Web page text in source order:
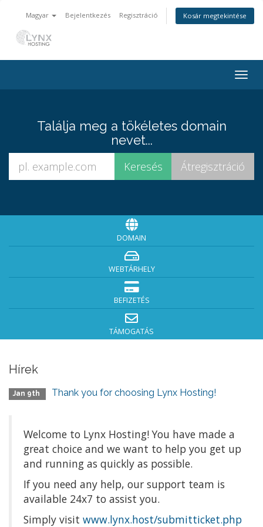
Magyar Bejelentkezés Regisztráció Kosár megtekintése
Találja meg a tökéletes domain
nevet...
DOMAIN
WEBTÁRHELY
BEFIZETÉS
TÁMOGATÁS
Hírek
Jan 9th Thank you for choosing Lynx Hosting!
Welcome to Lynx Hosting! You have made a
great choice and we want to help you get up
and running as quickly as possible.
If you need any help, our support team is
available 24x7 to assist you.
Simply visit www.lynx.host/submitticket.php